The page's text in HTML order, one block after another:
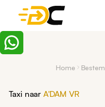
Home
Taxi naar A'DAM VR